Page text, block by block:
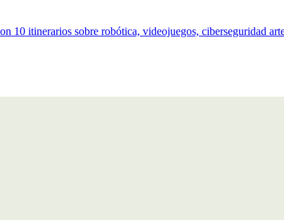
10 itinerarios sobre robótica, videojuegos, ciberseguridad